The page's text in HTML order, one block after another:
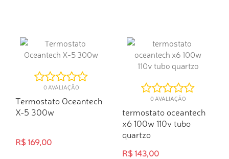
0 AVALIAÇÃO
Termostato Oceantech
X-5 300w
R$ 169,00
0 AVALIAÇÃO
termostato oceantech
x6 100w 110v tubo
quartzo
R$ 143,00